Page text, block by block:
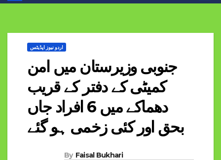
اردو نیوز اپڈیٹس
جنوبی وزیرستان میں امن
کمیٹی کے دفتر کے قریب
دھماکے میں 6 افراد جاں
بحق اور کئی زخمی ہو گئے
By Faisal Bukhari